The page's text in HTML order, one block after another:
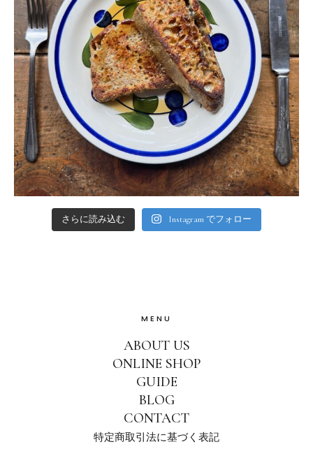
さらに読み込む Instagram でフォロー
MENU
ABOUT US
ONLINE SHOP
GUIDE
BLOG
CONTACT
特定商取引法に基づく表記